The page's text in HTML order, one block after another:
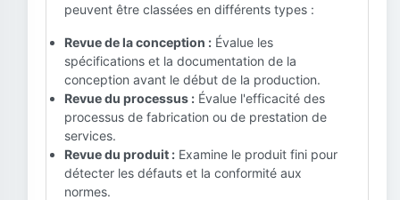
peuvent être classées en différents types :
Revue de la conception : Évalue les
spécifications et la documentation de la
conception avant le début de la production.
Revue du processus : Évalue l'efficacité des
processus de fabrication ou de prestation de
services.
Revue du produit : Examine le produit fini pour
détecter les défauts et la conformité aux
normes.